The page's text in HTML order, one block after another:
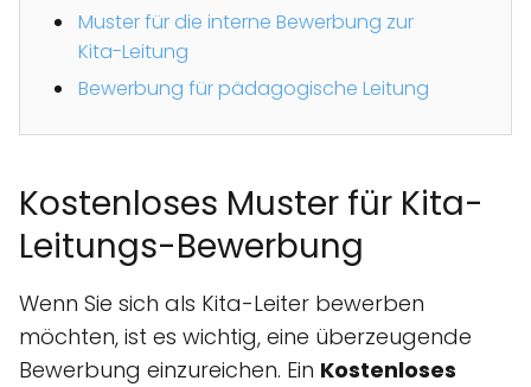
Muster für die interne Bewerbung zur
Kita-Leitung
Bewerbung für pädagogische Leitung
Kostenloses Muster für Kita-
Leitungs-Bewerbung
Wenn Sie sich als Kita-Leiter bewerben
möchten, ist es wichtig, eine überzeugende
Bewerbung einzureichen. Ein Kostenloses